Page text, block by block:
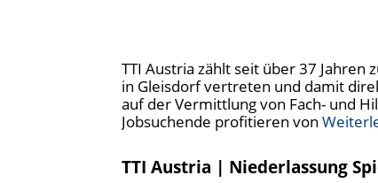
TTI Austria zählt seit über 37
in Gleisdorf vertreten und damit
auf der Vermittlung von Fach- und
Jobsuchende profitieren von
TTI Austria | Niederlassung